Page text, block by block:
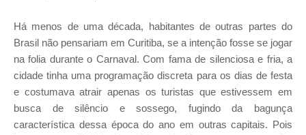
Há menos de uma década, habitantes de outras partes do
Brasil não pensariam em Curitiba, se a intenção fosse se jogar
na folia durante o Carnaval. Com fama de silenciosa e fria, a
cidade tinha uma programação discreta para os dias de festa
e costumava atrair apenas os turistas que estivessem em
busca de silêncio e sossego, fugindo da bagunça
característica dessa época do ano em outras capitais. Pois